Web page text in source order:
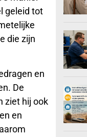
geleid tot
die zijn
en
De
ziet hij ook
en